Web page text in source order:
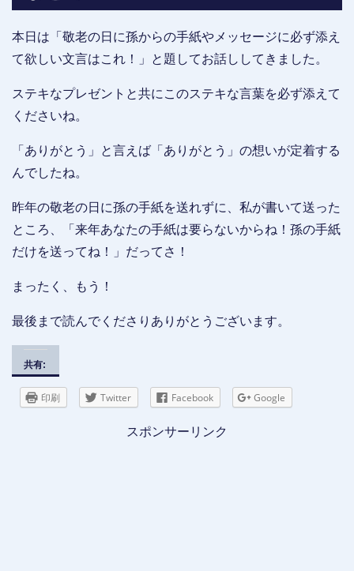
本日は「敬老の日に孫からの手紙やメッセージに必ず添え
て欲しい文言はこれ！」と題してお話ししてきました。
ステキなプレゼントと共にこのステキな言葉を必ず添えて
くださいね。
「ありがとう」と言えば「ありがとう」の想いが定着する
んでしたね。
昨年の敬老の日に孫の手紙を送れずに、私が書いて送った
ところ、「来年あなたの手紙は要らないからね！孫の手紙
だけを送ってね！」だってさ！
まったく、もう！
最後まで読んでくださりありがとうございます。
共有:
印刷 Twitter Facebook Google
スポンサーリンク